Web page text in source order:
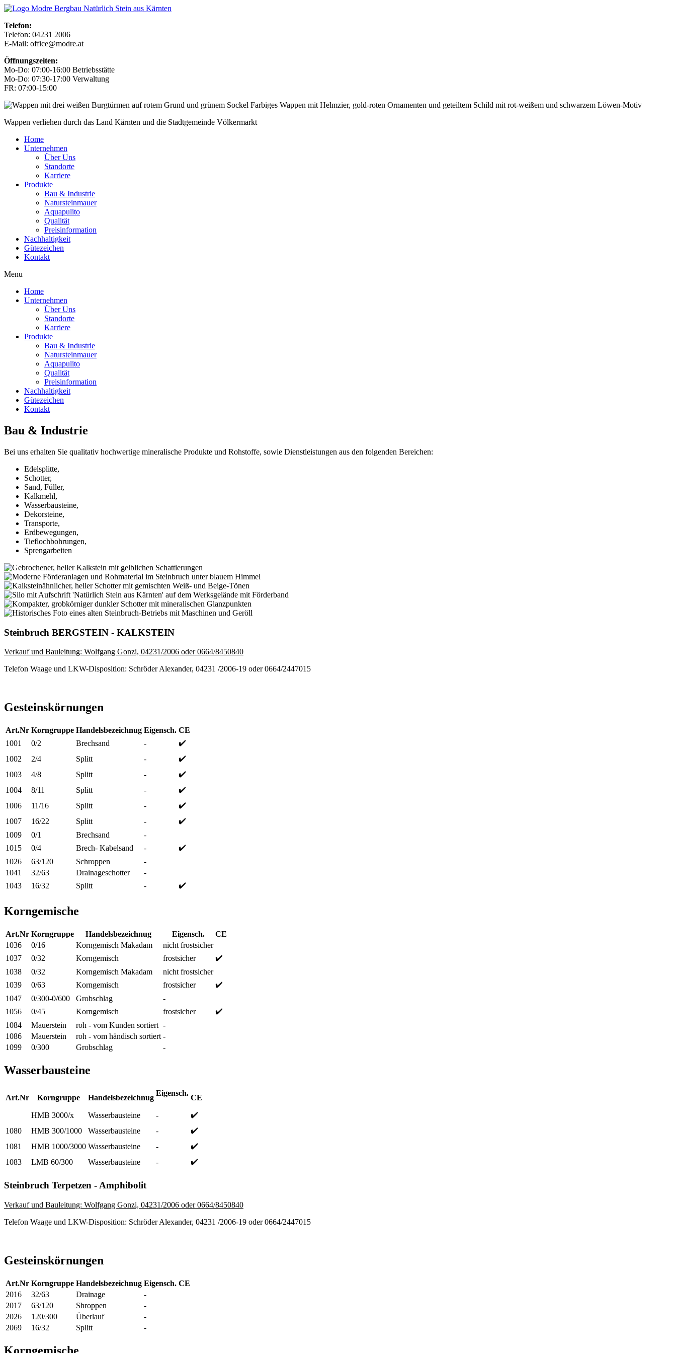
Telefon:
Telefon: 04231 2006
E-Mail: office@modre.at
Öffnungszeiten:
Mo-Do: 07:00-16:00 Betriebsstätte
Mo-Do: 07:30-17:00 Verwaltung
FR: 07:00-15:00
Wappen verliehen durch das Land Kärnten und die Stadtgemeinde Völkermarkt
Home
Unternehmen
Über Uns
Standorte
Karriere
Produkte
Bau & Industrie
Natursteinmauer
Aquapulito
Qualität
Preisinformation
Nachhaltigkeit
Gütezeichen
Kontakt
Menu
Home
Unternehmen
Über Uns
Standorte
Karriere
Produkte
Bau & Industrie
Natursteinmauer
Aquapulito
Qualität
Preisinformation
Nachhaltigkeit
Gütezeichen
Kontakt
Bau & Industrie
Bei uns erhalten Sie qualitativ hochwertige mineralische Produkte und Rohstoffe, sowie Dienstleistungen aus den folgenden Bereichen:
Edelsplitte,
Schotter,
Sand, Füller,
Kalkmehl,
Wasserbausteine,
Dekorsteine,
Transporte,
Erdbewegungen,
Tieflochbohrungen,
Sprengarbeiten
Steinbruch BERGSTEIN - KALKSTEIN
Verkauf und Bauleitung: Wolfgang Gonzi, 04231/2006 oder 0664/8450840
Telefon Waage und LKW-Disposition: Schröder Alexander, 04231 /2006-19 oder 0664/2447015
Gesteinskörnungen
Art.Nr Korngruppe Handelsbezeichnug Eigensch. CE
1001
0/2 Brechsand -
✔️
1002
2/4 Splitt -
✔️
1003
4/8 Splitt -
✔️
1004
8/11 Splitt -
✔️
1006
11/16 Splitt -
✔️
1007
16/22 Splitt -
✔️
1009
0/1 Brechsand
-
1015
0/4 Brech- Kabelsand -
✔️
1026
63/120 Schroppen
-
1041
32/63 Drainageschotter
-
1043
16/32 Splitt - ✔️
Korngemische
Art.Nr Korngruppe Handelsbezeichnug Eigensch.
CE
1036
0/16 Korngemisch Makadam
nicht frostsicher
1037
0/32 Korngemisch frostsicher
✔️
1038
0/32 Korngemisch Makadam
nicht frostsicher
1039
0/63 Korngemisch frostsicher
✔️
1047
0/300-0/600 Grobschlag
-
1056
0/45 Korngemisch frostsicher
✔️
1084
Mauerstein roh - vom Kunden sortiert -
1086
Mauerstein roh - vom händisch sortiert -
1099
0/300 Grobschlag -
Wasserbausteine
Art.Nr Korngruppe Handelsbezeichnug
Eigensch.
CE
HMB 3000/x Wasserbausteine -
✔️
1080
HMB 300/1000 Wasserbausteine -
✔️
1081
HMB 1000/3000 Wasserbausteine -
✔️
1083
LMB 60/300 Wasserbausteine - ✔️
Steinbruch Terpetzen - Amphibolit
Verkauf und Bauleitung: Wolfgang Gonzi, 04231/2006 oder 0664/8450840
Telefon Waage und LKW-Disposition: Schröder Alexander, 04231 /2006-19 oder 0664/2447015
Gesteinskörnungen
Art.Nr Korngruppe Handelsbezeichnug Eigensch. CE
2016
32/63 Drainage
-
2017
63/120 Shroppen
-
2026
120/300 Überlauf
-
2069
16/32 Splitt -